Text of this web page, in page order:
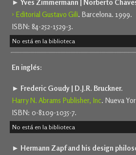
► Yves Zimmermann | Norberto
› Editorial Gustavo Gili. Barcelona. 1999.
ISBN: 84-252-1529-3.
No está en la biblioteca
En inglés:
► Frederic Goudy | D.J.R. Bruckner.
Harry N. Abrams Publisher, Inc. Nueva
ISBN: 0-8109-1035-7.
No está en la biblioteca
► Hermann Zapf and his design